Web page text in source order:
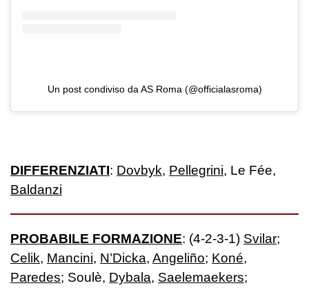
Un post condiviso da AS Roma (@officialasroma)
DIFFERENZIATI: Dovbyk, Pellegrini, Le Fée,
Baldanzi
PROBABILE FORMAZIONE: (4-2-3-1) Svilar;
Celik, Mancini, N’Dicka, Angeliño; Koné,
Paredes; Soulè, Dybala, Saelemaekers;